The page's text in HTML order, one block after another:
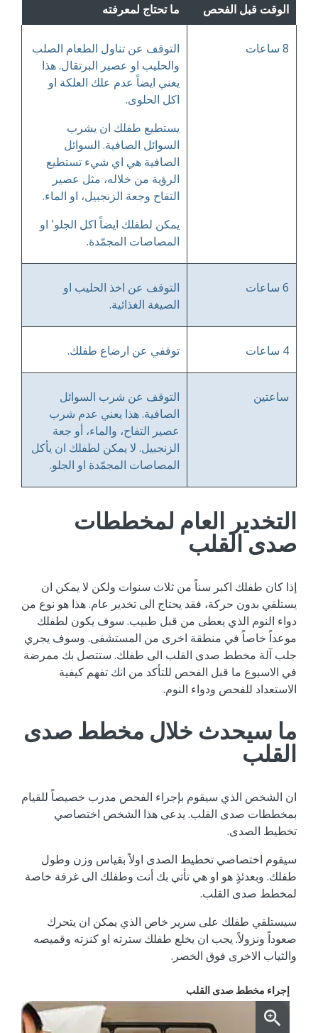
الوقت قبل الفحص ما تحتاج لمعرفته
8 ساعات
التوقف عن تناول الطعام الصلب
والحليب او عصير البرتقال. هذا
يعني ايضاً عدم علك العلكة او
اكل الحلوى.
يستطيع طفلك ان يشرب
السوائل الصافية. السوائل
الصافية هي اي شيء تستطيع
الرؤية من خلاله، مثل عصير
التفاح وجعة الزنجبيل، او الماء.
يمكن لطفلك ايضاً اكل الجلو' او
المصاصات المجمّدة.
6 ساعات
التوقف عن اخذ الحليب او
الصيغة الغذائية.
4 ساعات توقفي عن ارضاع طفلك.
ساعتين
التوقف عن شرب السوائل
الصافية. هذا يعني عدم شرب
عصير التفاح، والماء، أو جعة
الزنجبيل. لا يمكن لطفلك ان يأكل
المصاصات المجمّدة او الجلو.
التخدير العام لمخططات
صدى القلب
إذا كان طفلك اكبر سناً من ثلاث سنوات ولكن لا يمكن ان
يستلقي بدون حركة، فقد يحتاج الى تخدير عام. هذا هو نوع من
دواء النوم الذي يعطى من قبل طبيب. سوف يكون لطفلك
موعداً خاصاً في منطقة اخرى من المستشفى. وسوف يجري
جلب آلة مخطط صدى القلب الى طفلك. ستتصل بك ممرضة
في الاسبوع ما قبل الفحص للتأكد من انك تفهم كيفية
الاستعداد للفحص ودواء النوم.
ما سيحدث خلال مخطط صدى
القلب
ان الشخص الذي سيقوم بإجراء الفحص مدرب خصيصاً للقيام
بمخططات صدى القلب. يدعى هذا الشخص اختصاصي
تخطيط الصدى.
سيقوم اختصاصي تخطيط الصدى اولاً بقياس وزن وطول
طفلك. وبعدئذٍ هو او هي تأتي بك أنت وطفلك الى غرفة خاصة
لمخطط صدى القلب.
سيستلقي طفلك على سرير خاص الذي يمكن ان يتحرك
صعوداً ونزولاً. يجب ان يخلع طفلك سترته او كنزته وقميصه
والثياب الاخرى فوق الخصر.
إجراء مخطط صدى القلب